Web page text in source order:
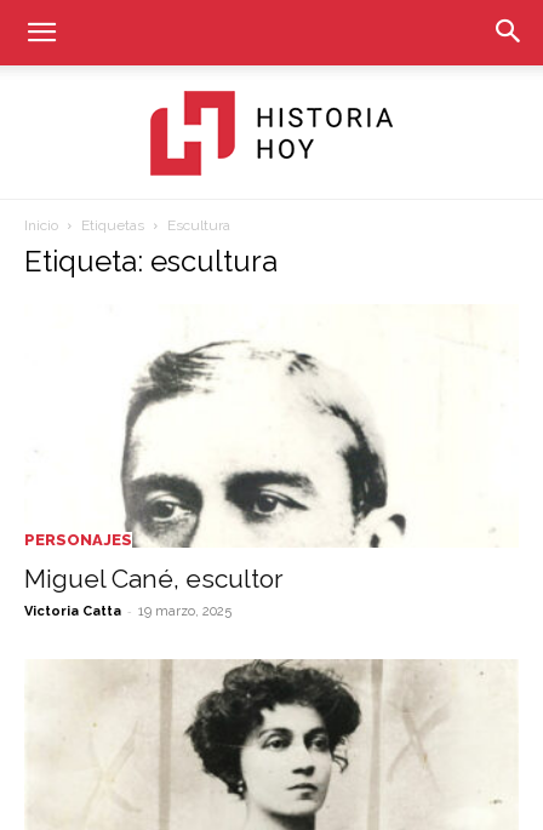
Inicio Etiquetas Escultura
Etiqueta: escultura
PERSONAJES
Miguel Cané, escultor
Victoria Catta - 19 marzo, 2025